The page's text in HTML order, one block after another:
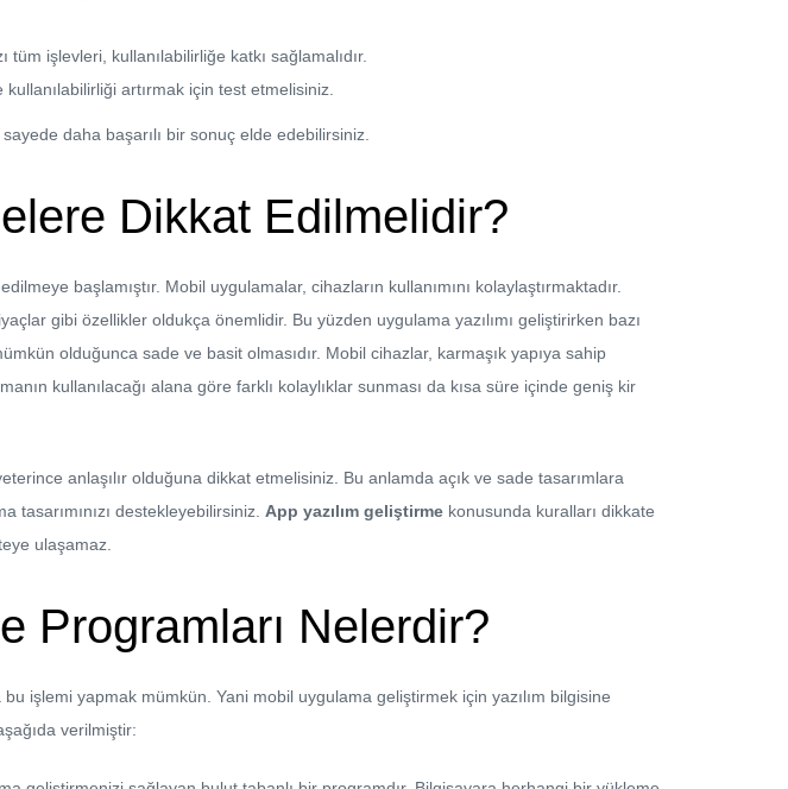
işlevleri, kullanılabilirliğe katkı sağlamalıdır.
artırmak için test etmelisiniz.
daha başarılı bir sonuç elde edebilirsiniz.
Dikkat Edilmelidir?
başlamıştır. Mobil uygulamalar, cihazların kullanımını kolaylaştırmaktadır.
gibi özellikler oldukça önemlidir. Bu yüzden uygulama yazılımı geliştirirken bazı
olduğunca sade ve basit olmasıdır. Mobil cihazlar, karmaşık yapıya sahip
kullanılacağı alana göre farklı kolaylıklar sunması da kısa süre içinde geniş kir
anlaşılır olduğuna dikkat etmelisiniz. Bu anlamda açık ve sade tasarımlara
destekleyebilirsiniz. App yazılım geliştirme konusunda kuralları dikkate
ulaşamaz.
Programları Nelerdir?
işlemi yapmak mümkün. Yani mobil uygulama geliştirmek için yazılım bilgisine
verilmiştir: